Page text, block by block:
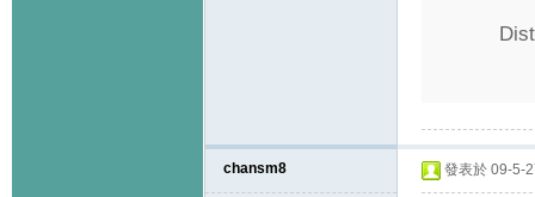
chansm8 發表於 09-5-